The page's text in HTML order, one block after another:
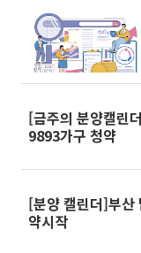
[금주의 분양캘린
9893가구 청약
[분양 캘린더]부산
약시작